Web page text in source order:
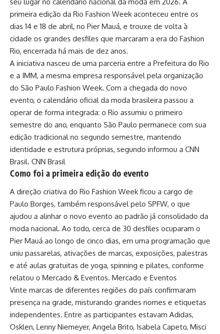
primeira edição da Rio Fashion Week aconteceu entre os
dias 14 e 18 de abril, no Pier Mauá, e trouxe de volta à
cidade os grandes desfiles que marcaram a era do Fashion
Rio, encerrada há mais de dez anos.
A iniciativa nasceu de uma parceria entre a Prefeitura do Rio
e a IMM, a mesma empresa responsável pela organização
do São Paulo Fashion Week. Com a chegada do novo
evento, o calendário oficial da moda brasileira passou a
operar de forma integrada: o Rio assumiu o primeiro
semestre do ano, enquanto São Paulo permanece com sua
edição tradicional no segundo semestre, mantendo
identidade e estrutura próprias, segundo informou a CNN
Brasil. CNN Brasil
Como foi a primeira edição do evento
A direção criativa do Rio Fashion Week ficou a cargo de
Paulo Borges, também responsável pelo SPFW, o que
ajudou a alinhar o novo evento ao padrão já consolidado da
moda nacional. Ao todo, cerca de 30 desfiles ocuparam o
Pier Mauá ao longo de cinco dias, em uma programação que
uniu passarelas, ativações de marcas, exposições, palestras
e até aulas gratuitas de yoga, spinning e pilates, conforme
relatou o Mercado & Eventos. Mercado e Eventos
Vinte marcas de diferentes regiões do país confirmaram
presença na grade, misturando grandes nomes e etiquetas
independentes. Entre as participantes estavam Adidas,
Osklen, Lenny Niemeyer, Angela Brito, Isabela Capeto, Misci